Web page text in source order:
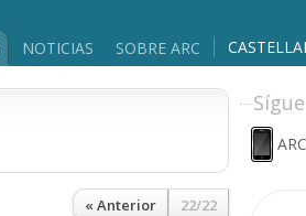
NOTICIAS SOBRE ARC
« Anterior 22/22